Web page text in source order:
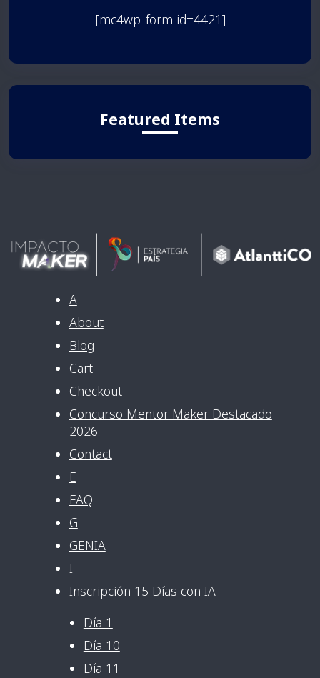
[mc4wp_form id=4421]
Featured Items
A
About
Blog
Cart
Checkout
Concurso Mentor Maker Destacado
2026
Contact
E
FAQ
G
GENIA
I
Inscripción 15 Días con IA
Día 1
Día 10
Día 11